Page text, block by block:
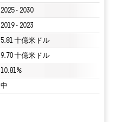
2025 - 2030
2019 - 2023
5.81 十億米ドル
9.70 十億米ドル
10.81%
中